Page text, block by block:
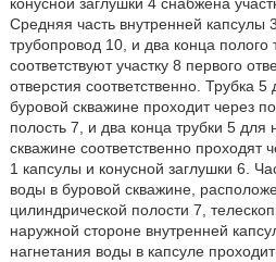
Средняя часть внутренней капсулы
трубопровод 10, и два конца полого
соответствуют участку 8 первого
отверстия соответственно. Трубка
буровой скважине проходит через
полость 7, и два конца трубки 5 для
скважине соответственно проходят
1 капсулы и конусной заглушки 6.
воды в буровой скважине,
цилиндрической полости 7,
наружной стороне внутренней
нагнетания воды в капсуле